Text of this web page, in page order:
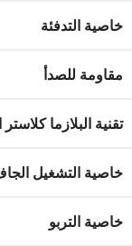
خاصية التدفئة
مقاومة للصدأ
تقنية البلازما كلاستر
خاصية التشغيل
خاصية التربو